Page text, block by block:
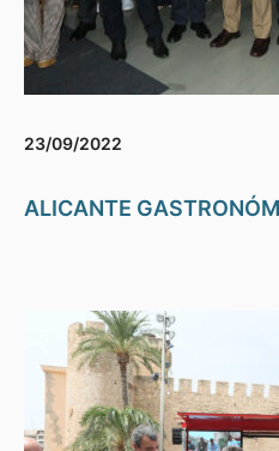
23/09/2022
ALICANTE